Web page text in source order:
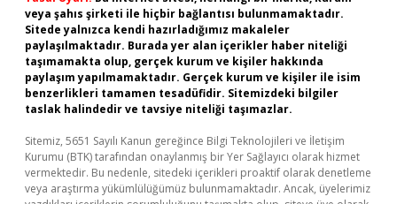
veya şahıs şirketi ile hiçbir bağlantısı bulunmamaktadır.
Sitede yalnızca kendi hazırladığımız makaleler
paylaşılmaktadır. Burada yer alan içerikler haber niteliği
taşımamakta olup, gerçek kurum ve kişiler hakkında
paylaşım yapılmamaktadır. Gerçek kurum ve kişiler ile isim
benzerlikleri tamamen tesadüfidir. Sitemizdeki bilgiler
taslak halindedir ve tavsiye niteliği taşımazlar.
Sitemiz, 5651 Sayılı Kanun gereğince Bilgi Teknolojileri ve İletişim
Kurumu (BTK) tarafından onaylanmış bir Yer Sağlayıcı olarak hizmet
vermektedir. Bu nedenle, sitedeki içerikleri proaktif olarak denetleme
veya araştırma yükümlülüğümüz bulunmamaktadır. Ancak, üyelerimiz